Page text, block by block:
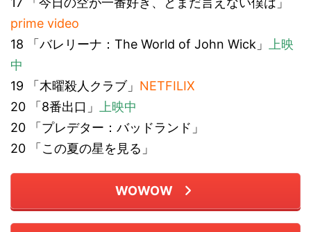
prime video
18 「バレリーナ：The World of John Wick」
上映
中
19 「木曜殺人クラブ」 NETFILIX
20 「8番出口」
上映中
20 「プレデター：バッドランド」
20 「この夏の星を見る」
WOWOW